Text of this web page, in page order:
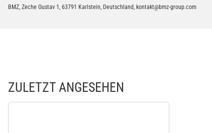
BMZ, Zeche Gustav 1, 63791 Karlstein, Deutschland, kontakt@bmz-group.com
ZULETZT ANGESEHEN